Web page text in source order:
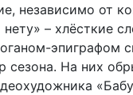
независимо от
– хлёсткие
эпиграфом
сезона. На них